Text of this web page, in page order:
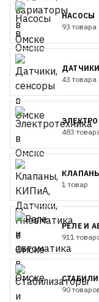
НАСОСЫ
93 товара
43 товара
483
1 товар
РЕЛЕ И
911
90